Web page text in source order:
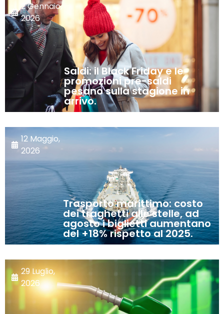
2 Gennaio,
2026
Saldi: il Black Friday e le
promozioni pre-saldi
pesano sulla stagione in
arrivo.
12 Maggio,
2026
Trasporto marittimo: costo
dei traghetti alle stelle, ad
agosto i biglietti aumentano
del +18% rispetto al 2025.
29 Luglio,
2026